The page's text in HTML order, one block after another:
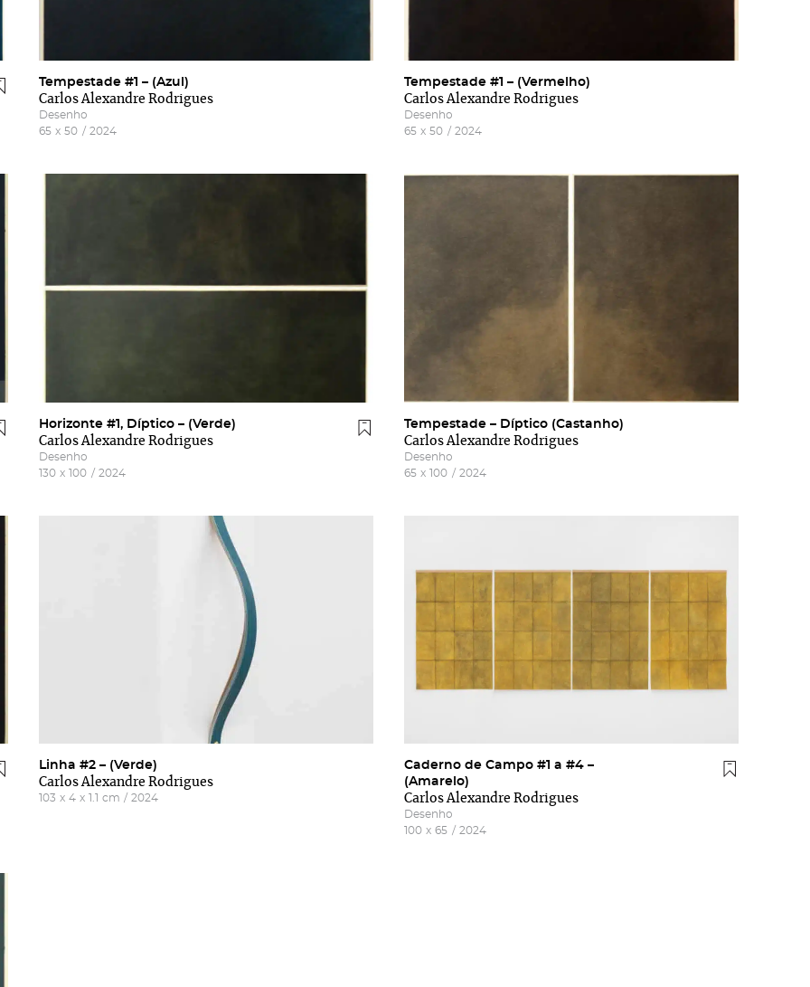
Tempestade #1 – (Azul)
Carlos Alexandre Rodrigues
Desenho
65 x 50 / 2024
Tempestade #1 – (Vermelho)
Carlos Alexandre Rodrigues
Desenho
65 x 50 / 2024
Horizonte #1, Díptico – (Verde)
Carlos Alexandre Rodrigues
Desenho
130 x 100 / 2024
Tempestade – Díptico (Castanho)
Carlos Alexandre Rodrigues
Desenho
65 x 100 / 2024
Linha #2 – (Verde)
Carlos Alexandre Rodrigues
103 x 4 x 1.1 cm / 2024
Caderno de Campo #1 a #4 –
(Amarelo)
Carlos Alexandre Rodrigues
Desenho
100 x 65 / 2024